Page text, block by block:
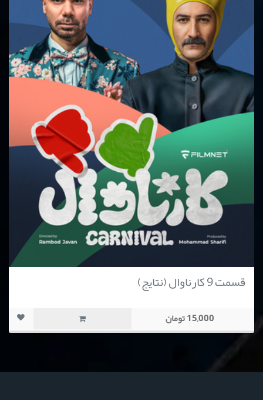
قسمت 9 کارناوال (نتایج)
15,000 تومان